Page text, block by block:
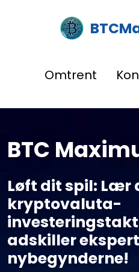
Omtrent
BTC
Løft dit spil: Lær
kryptovaluta-
adskiller
nybegynderne!